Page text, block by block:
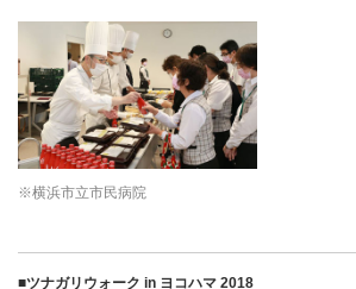
※横浜市立市民病院
■ツナガリウォーク in ヨコハマ 2018